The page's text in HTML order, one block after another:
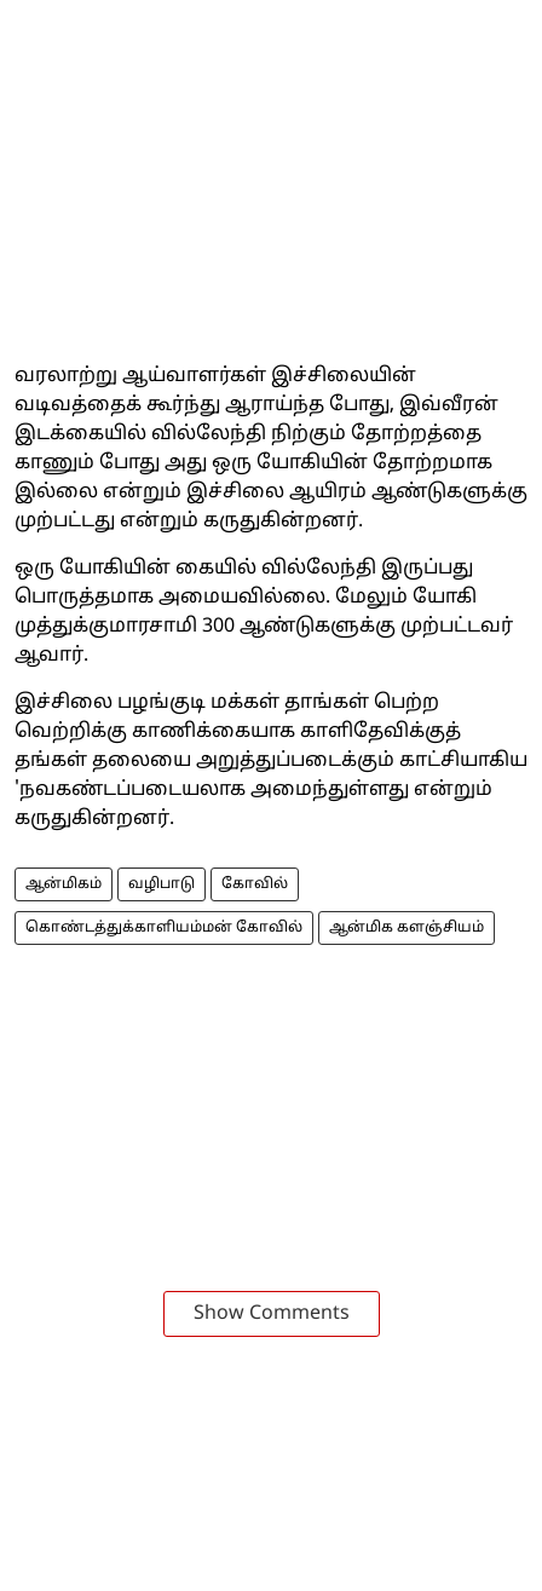
வரலாற்று ஆய்வாளர்கள் இச்சிலையின்
வடிவத்தைக் கூர்ந்து ஆராய்ந்த போது, இவ்வீரன்
இடக்கையில் வில்லேந்தி நிற்கும் தோற்றத்தை
காணும் போது அது ஒரு யோகியின் தோற்றமாக
இல்லை என்றும் இச்சிலை ஆயிரம் ஆண்டுகளுக்கு
முற்பட்டது என்றும் கருதுகின்றனர்.
ஒரு யோகியின் கையில் வில்லேந்தி இருப்பது
பொருத்தமாக அமையவில்லை. மேலும் யோகி
முத்துக்குமாரசாமி 300 ஆண்டுகளுக்கு முற்பட்டவர்
ஆவார்.
இச்சிலை பழங்குடி மக்கள் தாங்கள் பெற்ற
வெற்றிக்கு காணிக்கையாக காளிதேவிக்குத்
தங்கள் தலையை அறுத்துப்படைக்கும் காட்சியாகிய
'நவகண்டப்படையலாக அமைந்துள்ளது என்றும்
கருதுகின்றனர்.
ஆன்மிகம் வழிபாடு கோவில்
கொண்டத்துக்காளியம்மன் கோவில் ஆன்மிக களஞ்சியம்
Show Comments